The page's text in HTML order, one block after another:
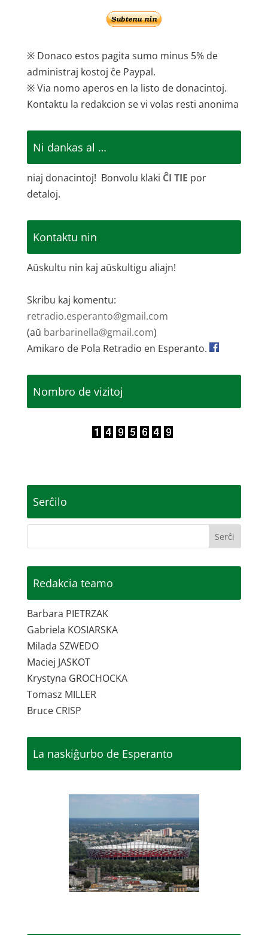
※ Donaco estos pagita sumo minus 5% de
administraj kostoj ĉe Paypal.
※ Via nomo aperos en la listo de donacintoj.
Kontaktu la redakcion se vi volas resti anonima
Ni dankas al …
niaj donacintoj! Bonvolu klaki ĈI TIE por
detaloj.
Kontaktu nin
Aŭskultu nin kaj aŭskultigu aliajn!
Skribu kaj komentu:
retradio.esperanto@gmail.com
(aŭ barbarinella@gmail.com)
Amikaro de Pola Retradio en Esperanto.
Nombro de vizitoj
Serĉilo
Redakcia teamo
Barbara PIETRZAK
Gabriela KOSIARSKA
Milada SZWEDO
Maciej JASKOT
Krystyna GROCHOCKA
Tomasz MILLER
Bruce CRISP
La naskiĝurbo de Esperanto